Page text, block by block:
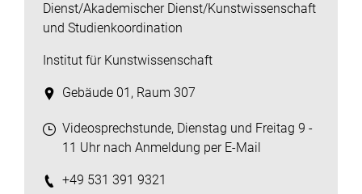
Dienst/Akademischer Dienst/Kunstwissenschaft
und Studienkoordination
Institut für Kunstwissenschaft
Gebäude 01, Raum 307
Videosprechstunde, Dienstag und Freitag 9 -
11 Uhr nach Anmeldung per E-Mail
+49 531 391 9321